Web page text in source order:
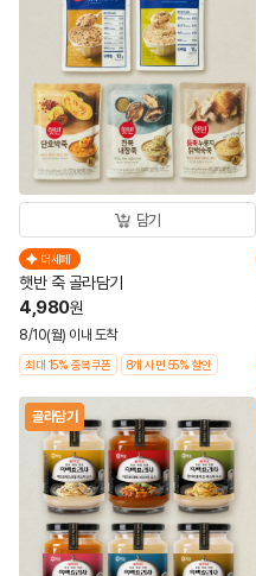
담기
더세페
햇반 죽 골라담기
4,980원
8/10(월) 이내 도착
최대 15% 중복쿠폰 8개 사면 55% 할인
골라담기